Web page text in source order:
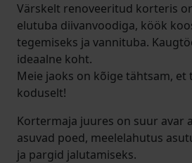
Värskelt renoveeritud korteris
elutuba diivanvoodiga, köök
tegemiseks ja vannituba.
ideaalne koht.
Meie jaoks on kõige tähtsam, et
koduselt!
Kortermaja juures on suur avar
asuvad poed, meelelahutus
ja pargid jalutamiseks.